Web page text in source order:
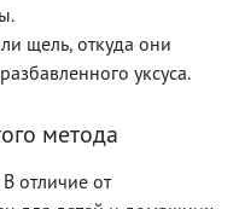
щель, откуда они
уксуса.
метода
В отличие от